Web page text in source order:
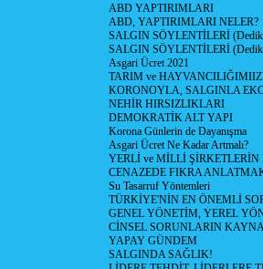
ABD YAPTIRIMLARI
ABD, YAPTIRIMLARI NELER?
SALGIN SÖYLENTİLERİ
SALGIN SÖYLENTİLERİ
Asgari Ücret 2021
TARIM ve
KORONOYLA, SALGINLA
NEHİR HIRSIZLIKLARI
DEMOKRATİK ALT YAPI
Korona Günlerin de Dayanışma
Asgari Ücret Ne Kadar Artmalı?
YERLİ ve MİLLİ
CENAZEDE FIKRA
Su Tasarruf Yöntemleri
TÜRKİYE'NİN EN ÖNEMLİ
GENEL YÖNETİM, YEREL
CİNSEL SORUNLARIN
YAPAY GÜNDEM
SALGINDA SAĞLIK!